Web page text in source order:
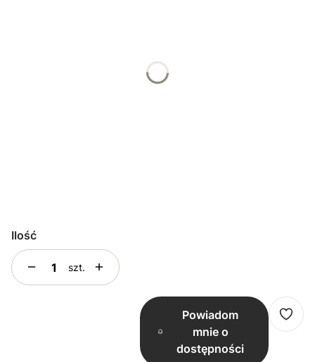
Ilość
szt.
Powiadom
mnie o
dostępności